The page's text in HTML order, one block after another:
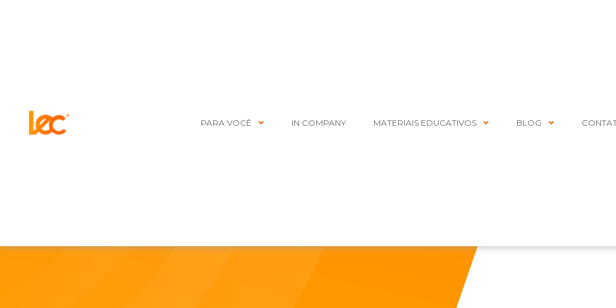
PARA VOCÊ IN COMPANY MATERIAIS EDUCATIVOS BLOG